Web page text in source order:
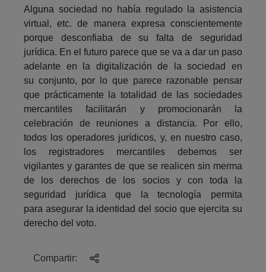
Alguna sociedad no había regulado la asistencia
virtual, etc. de manera expresa conscientemente
porque desconfiaba de su falta de seguridad
jurídica. En el futuro parece que se va a dar un paso
adelante en la digitalización de la sociedad en
su conjunto, por lo que parece razonable pensar
que prácticamente la totalidad de las sociedades
mercantiles facilitarán y promocionarán la
celebración de reuniones a distancia. Por ello,
todos los operadores jurídicos, y, en nuestro caso,
los registradores mercantiles debemos ser
vigilantes y garantes de que se realicen sin merma
de los derechos de los socios y con toda la
seguridad jurídica que la tecnología permita
para asegurar la identidad del socio que ejercita su
derecho del voto.
Compartir: